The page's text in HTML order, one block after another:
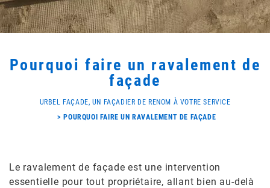
Pourquoi faire un ravalement de
façade
URBEL FAÇADE, UN FAÇADIER DE RENOM À VOTRE SERVICE
POURQUOI FAIRE UN RAVALEMENT DE FAÇADE
Le ravalement de façade est une intervention
essentielle pour tout propriétaire, allant bien au-delà